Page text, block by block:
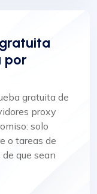
por
gratuita de
proxy
solo
o tareas de
que sean